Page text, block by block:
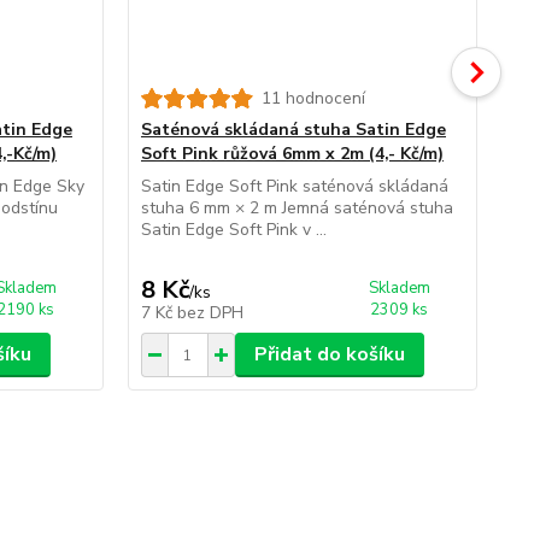
Edge
Kč/m)
Edge Sky
ks
11 hodnocení
Saténová skládaná stuha Satin Edge
Soft Pink růžová 6mm x 2m (4,- Kč/m)
Satin Edge Soft Pink saténová skládaná
stuha 6 mm × 2 m Jemná saténová stuha
Satin Edge Soft Pink v ...
8 Kč/ks
7 Kč bez DPH
Skladem
2309 ks
Přidat do košíku